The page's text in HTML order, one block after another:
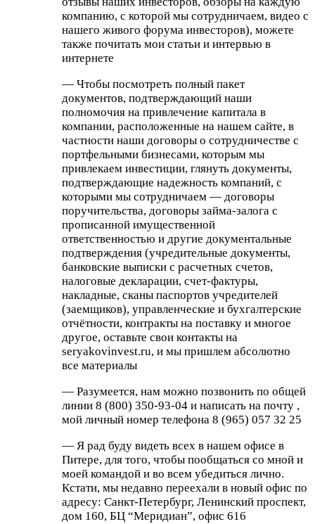
компанию, с которой мы сотрудничаем, видео с
нашего живого форума инвесторов), можете
также почитать мои статьи и интервью в
интернете
— Чтобы посмотреть полный пакет
документов, подтверждающий наши
полномочия на привлечение капитала в
компании, расположенные на нашем сайте, в
частности наши договоры о сотрудничестве с
портфельными бизнесами, которым мы
привлекаем инвестиции, глянуть документы,
подтверждающие надежность компаний, с
которыми мы сотрудничаем — договоры
поручительства, договоры займа-залога с
прописанной имущественной
ответственностью и другие документальные
подтверждения (учредительные документы,
банковские выписки с расчетных счетов,
налоговые декларации, счет-фактуры,
накладные, сканы паспортов учредителей
(заемщиков), управленческие и бухгалтерские
отчётности, контракты на поставку и многое
другое, оставьте свои контакты на
seryakovinvest.ru, и мы пришлем абсолютно
все материалы
— Разумеется, нам можно позвонить по общей
линии 8 (800) 350-93-04 и написать на почту ,
мой личный номер телефона 8 (965) 057 32 25
— Я рад буду видеть всех в нашем офисе в
Питере, для того, чтобы пообщаться со мной и
моей командой и во всем убедиться лично.
Кстати, мы недавно переехали в новый офис по
адресу: Санкт-Петербург, Ленинский проспект,
дом 160, БЦ “Меридиан”, офис 616